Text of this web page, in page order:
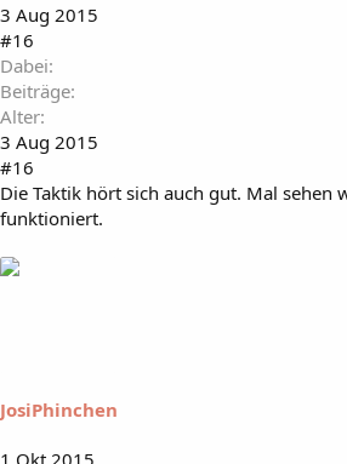
3 Aug 2015
#16
Dabei
Beiträge
Alter
3 Aug 2015
#16
Die Taktik hört sich auch gut. Mal sehen
funktioniert.
JosiPhinchen
1 Okt 2015